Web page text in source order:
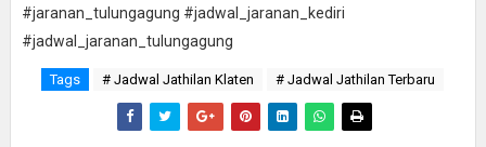
#jaranan_tulungagung #jadwal_jaranan_kediri
#jadwal_jaranan_tulungagung
Tags # Jadwal Jathilan Klaten # Jadwal Jathilan Terbaru